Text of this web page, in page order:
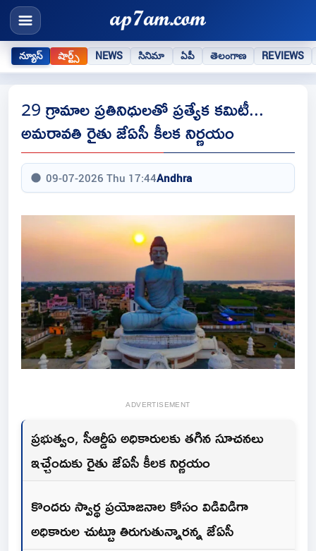
న్యూస్ షార్ట్స్ NEWS సినిమా ఏపీ తెలంగాణ REVIEWS
29 గ్రామాల ప్రతినిధులతో ప్రత్యేక కమిటీ...
అమరావతి రైతు జేఏసీ కీలక నిర్ణయం
09-07-2026 Thu 17:44Andhra
ADVERTISEMENT
ప్రభుత్వం, సీఆర్డీఏ అధికారులకు తగిన సూచనలు
ఇచ్చేందుకు రైతు జేఏసీ కీలక నిర్ణయం
కొందరు స్వార్థ ప్రయోజనాల కోసం విడివిడిగా
అధికారుల చుట్టూ తిరుగుతున్నారన్న జేఏసీ